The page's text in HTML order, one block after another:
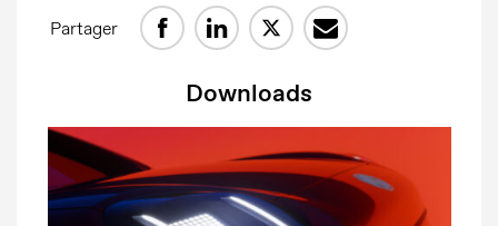
Partager
Downloads